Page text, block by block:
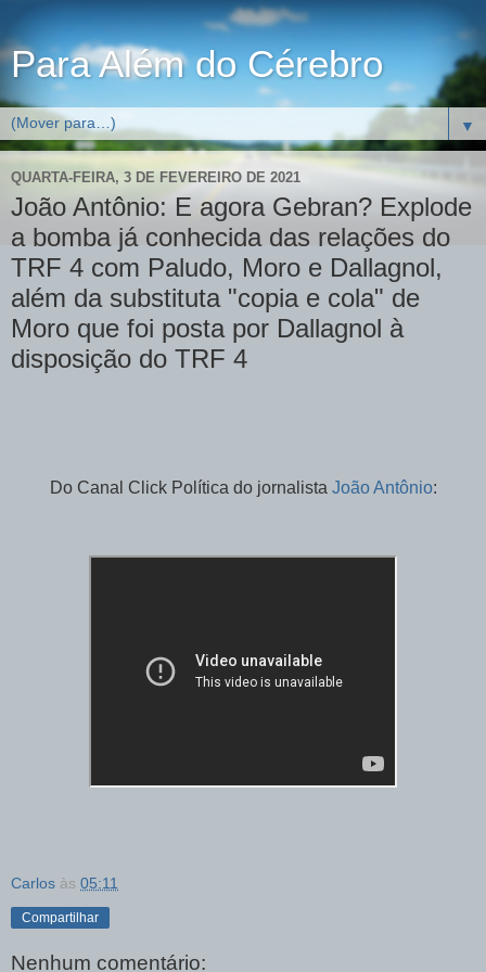
Para Além do Cérebro
▼
QUARTA-FEIRA, 3 DE FEVEREIRO DE 2021
João Antônio: E agora Gebran? Explode
a bomba já conhecida das relações do
TRF 4 com Paludo, Moro e Dallagnol,
além da substituta "copia e cola" de
Moro que foi posta por Dallagnol à
disposição do TRF 4
Do Canal Click Política do jornalista João Antônio:
Carlos às 05:11
Compartilhar
Nenhum comentário: